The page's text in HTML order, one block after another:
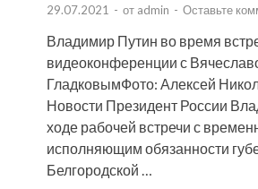
29.07.2021 - от admin - Оставьте
Владимир Путин во время
видеоконференции с
ГладковымФото: Алексей
Новости Президент России
ходе рабочей встречи с
исполняющим обязанности
Белгородской …